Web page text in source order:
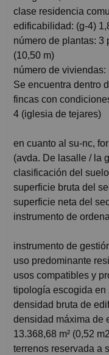
clase residencia
edificabilidad: (g-4)
número de plantas: 3
(10,50 m)
número de
Se encuentra dentro
fincas con
4 (iglesia de tejares)
en cuanto al su-nc,
(avda. De lasalle / la
clasificación del
superficie bruta del
superficie neta del
instrumento de
instrumento de
uso predominante
usos compatibles y
tipología escogida en
densidad bruta de
densidad máxima de
13.368,68 m² (0,52
terrenos reservada a